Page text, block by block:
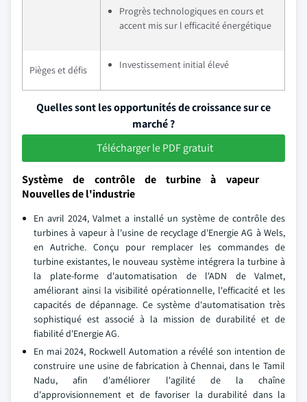
Progrès technologiques en cours et
accent mis sur l efficacité énergétique
Pièges et défis Investissement initial élevé
Quelles sont les opportunités de croissance sur ce
marché ?
Télécharger le PDF gratuit
Système de contrôle de turbine à vapeur
Nouvelles de l'industrie
En avril 2024, Valmet a installé un système de contrôle des
turbines à vapeur à l'usine de recyclage d'Energie AG à Wels,
en Autriche. Conçu pour remplacer les commandes de
turbine existantes, le nouveau système intégrera la turbine à
la plate-forme d'automatisation de l'ADN de Valmet,
améliorant ainsi la visibilité opérationnelle, l'efficacité et les
capacités de dépannage. Ce système d'automatisation très
sophistiqué est associé à la mission de durabilité et de
fiabilité d'Energie AG.
En mai 2024, Rockwell Automation a révélé son intention de
construire une usine de fabrication à Chennai, dans le Tamil
Nadu, afin d'améliorer l'agilité de la chaîne
d'approvisionnement et de favoriser la durabilité dans la